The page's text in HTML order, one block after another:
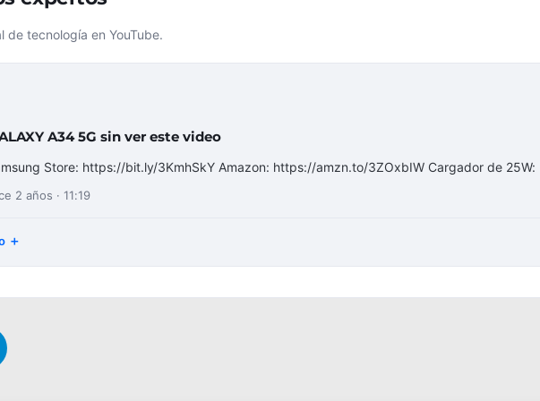
de tecnología en YouTube.
A34 5G sin ver este video
Store: https://bit.ly/3KmhSkY Amazon: https://amzn.to/3ZOxbIW Cargador de 25W:
2 años · 11:19